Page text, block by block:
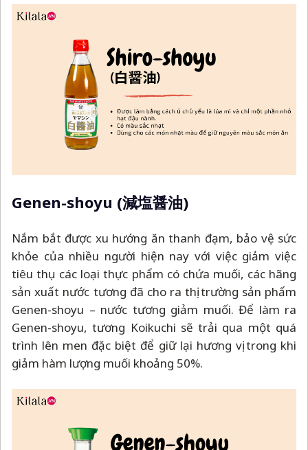
Genen-shoyu (減塩醤油)
Nắm bắt được xu hướng ăn thanh đạm, bảo vệ sức
khỏe của nhiều người hiện nay với việc giảm việc
tiêu thụ các loại thực phẩm có chứa muối, các hãng
sản xuất nước tương đã cho ra thị trường sản phẩm
Genen-shoyu – nước tương giảm muối. Để làm ra
Genen-shoyu, tương Koikuchi sẽ trải qua một quá
trình lên men đặc biệt để giữ lại hương vị trong khi
giảm hàm lượng muối khoảng 50%.